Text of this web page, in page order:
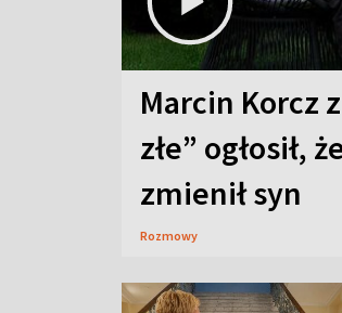
Marcin Korcz
złe” ogłosił,
zmienił syn
Rozmowy